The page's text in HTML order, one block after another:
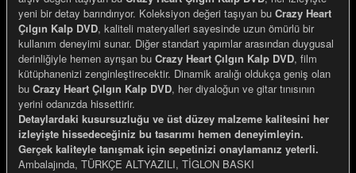
yeni bir detay barındırıyor. Koleksiyon değeri taşıyan bu Crazy Heart
Çılgın Kalp DVD, kaliteli materyalleri sayesinde uzun ömürlü bir
kullanım deneyimi sunar. Diğer standart yapımlar arasından duygusal
derinliğiyle hemen ayrışan bu Crazy Heart Çılgın Kalp DVD, film
kütüphanenizi zenginleştirecektir. Dinamik aralığı oldukça geniş olan
bu Crazy Heart Çılgın Kalp DVD, her diyaloğun ve gitar tınısının
yerini odanızda hissettirir.
Detaylardaki kusursuzluğu ve üst düzey malzeme kalitesini her
izleyişte hissedeceğiniz bu tasarımı hemen deneyimleyin.
Gerçek kaliteyle tanışmak için sepetinizi onaylamanız yeterli.
Ambalajında, TÜRKÇE ALTYAZILI, TİGLON BASKI